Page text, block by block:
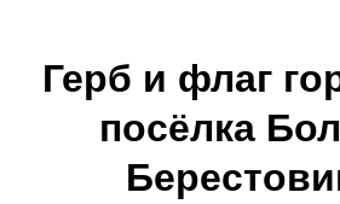
Герб и флаг
посёлка
Навигация
записям